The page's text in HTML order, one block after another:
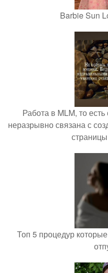
Barbie Sun
Работа в MLM, то
неразрывно связана с
Топ 5 процедур